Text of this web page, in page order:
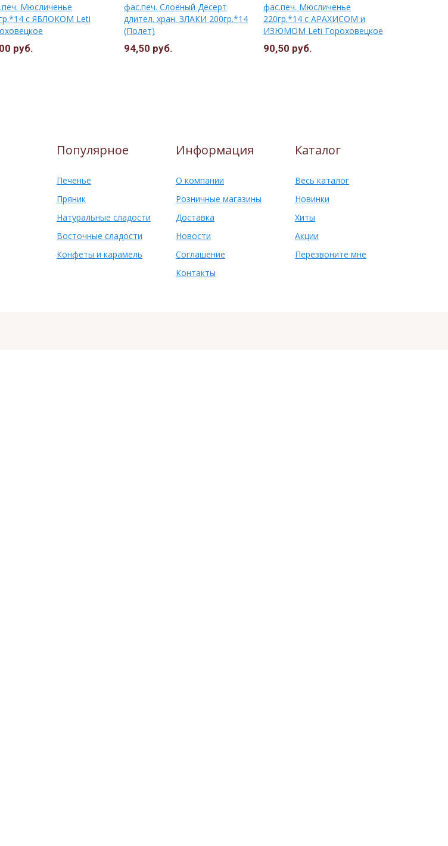
Мюсличенье
с ЯБЛОКОМ Leti
руб.
фас.печ. Слоеный Десерт
длител. хран. ЗЛАКИ 200гр.*14
(Полет)
94,50 руб.
фас.печ. Мюсличенье
220гр.*14 с АРАХИСОМ и
ИЗЮМОМ Leti Гороховецкое
90,50 руб.
Популярное
Печенье
Пряник
Натуральные сладости
Восточные сладости
Конфеты и карамель
Информация
О компании
Розничные магазины
Доставка
Новости
Соглашение
Контакты
Каталог
Весь каталог
Новинки
Хиты
Акции
Перезвоните мне